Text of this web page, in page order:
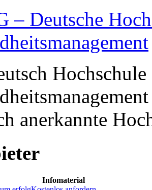
– Deutsche
anerkannte
Infomaterial